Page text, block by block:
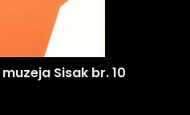
Sisak br. 10